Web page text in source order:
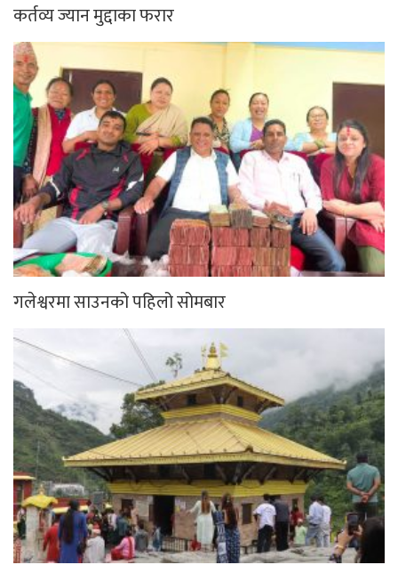
कर्तव्य ज्यान मुद्दाका फरार
गलेश्वरमा साउनको पहिलो सोमबार